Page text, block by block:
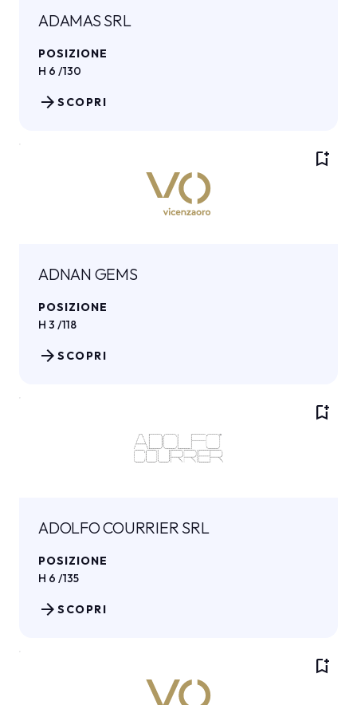
ADAMAS SRL
POSIZIONE
H 6 /130
SCOPRI
arrow_forward
bookmark_add
ADNAN GEMS
POSIZIONE
H 3 /118
SCOPRI
arrow_forward
bookmark_add
ADOLFO COURRIER SRL
POSIZIONE
H 6 /135
SCOPRI
arrow_forward
bookmark_add